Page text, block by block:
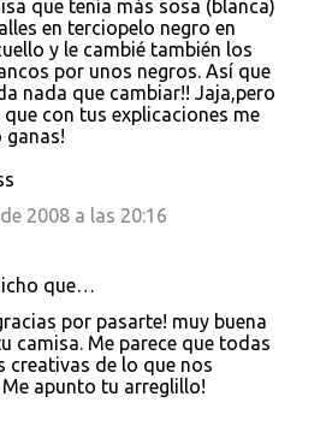
que tenía más sosa (blanca)
en terciopelo negro en
y le cambié también los
por unos negros. Así que
nada que cambiar!! Jaja,pero
con tus explicaciones me
ganas!
2008 a las 20:16
que…
por pasarte! muy buena
camisa. Me parece que todas
creativas de lo que nos
Me apunto tu arreglillo!